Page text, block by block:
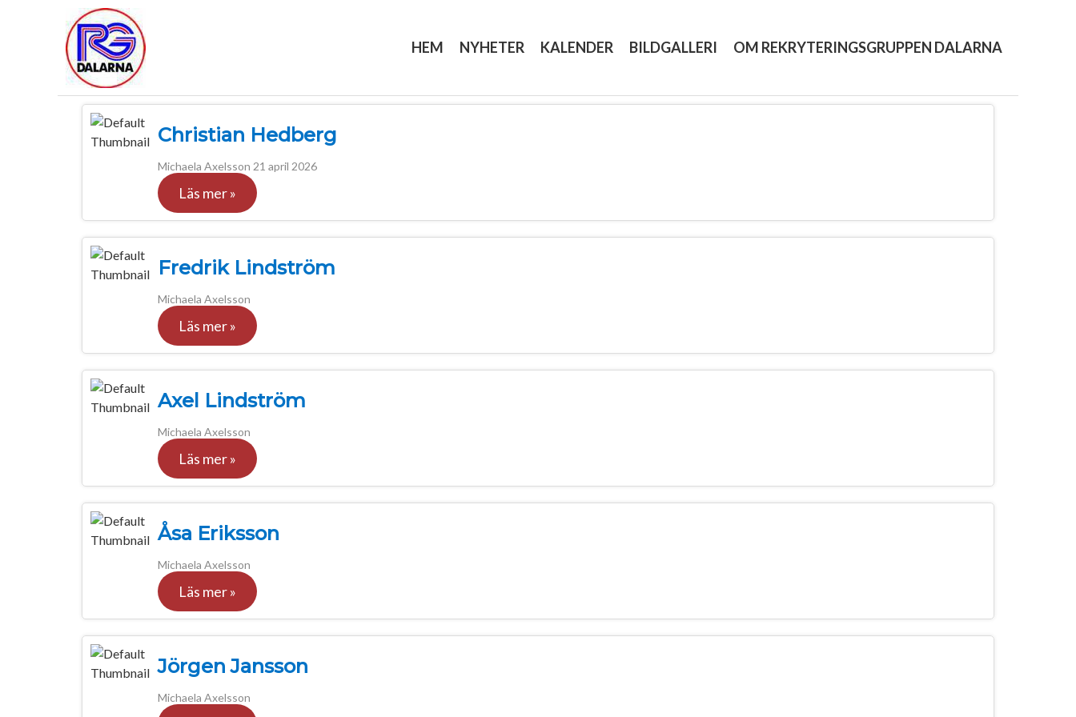
HEM NYHETER KALENDER BILDGALLERI OM REKRYTERINGSGRUPPEN DALARNA
Christian Hedberg
Michaela Axelsson 21 april 2026
Läs mer »
Fredrik Lindström
Michaela Axelsson
Läs mer »
Axel Lindström
Michaela Axelsson
Läs mer »
Åsa Eriksson
Michaela Axelsson
Läs mer »
Jörgen Jansson
Michaela Axelsson